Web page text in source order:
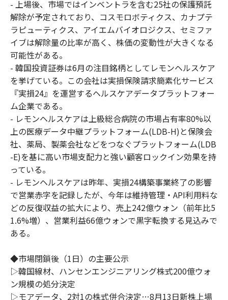
- 上場後、市場ではインベントラを含む25社の保護預託
解除が予定されており、コスモロボティクス、カナプテ
ラピューティクス、アイエムバイオロジクス、セミファ
イブは解除量の比率が高く、株価の変動性が大きくなる
可能性がある。
- 韓国投資証券は6月の注目銘柄としてレモンヘルスケア
を挙げている。この会社は実損保険請求簡素化サービス
『実損24』を運営するヘルスケアデータプラットフォー
ム企業である。
- レモンヘルスケアは上級総合病院の市場占有率80%以
上の医療データ中継プラットフォーム(LDB-H)と保険会
社、薬局、製薬会社などをつなぐプラットフォーム(LDB
-E)を基に高い市場支配力と強い顧客ロックイン効果を持
っている。
- レモンヘルスケアは昨年、実損24構築事業終了の影響
で営業赤字を記録したが、今年は維持管理・API利用料な
どの反復収益の拡大により、売上242億ウォン（前年比5
1.6%増）、営業利益66億ウォンで黒字転換する見込みで
ある。
◆市場閉鎖後（1日）の主要公示
▷韓国線材、ハンセンエンジニアリング株式200億ウォ
ン規模の処分決定
▷モアデータ、2対1の株式併合決定…8月13日新株上場